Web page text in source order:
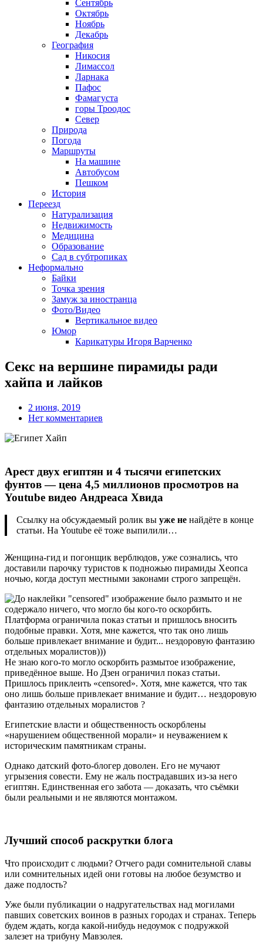
Сентябрь
Октябрь
Ноябрь
Декабрь
География
Никосия
Лимассол
Ларнака
Пафос
Фамагуста
горы Троодос
Север
Природа
Погода
Маршруты
На машине
Автобусом
Пешком
История
Переезд
Натурализация
Недвижимость
Медицина
Образование
Сад в субтропиках
Неформально
Байки
Точка зрения
Замуж за иностранца
Фото/Видео
Вертикальное видео
Юмор
Карикатуры Игоря Варченко
Секс на вершине пирамиды ради
хайпа и лайков
2 июня, 2019
Нет комментариев
Арест двух египтян и 4 тысячи египетских
фунтов — цена 4,5 миллионов просмотров на
Youtube видео Андреаса Хвида
Ссылку на обсуждаемый ролик вы уже не найдёте в конце
статьи. На Youtube её тоже выпилили…
Женщина-гид и погонщик верблюдов, уже сознались, что
доставили парочку туристов к подножью пирамиды Хеопса
ночью, когда доступ местными законами строго запрещён.
Не знаю кого-то могло оскорбить размытое изображение,
приведённое выше. Но Дзен ограничил показ статьи.
Пришлось приклеить «censored». Хотя, мне кажется, что так
оно лишь больше привлекает внимание и будит… нездоровую
фантазию отдельных моралистов ?
Египетские власти и общественность оскорблены
«нарушением общественной морали» и неуважением к
историческим памятникам страны.
Однако датский фото-блогер доволен. Его не мучают
угрызения совести. Ему не жаль пострадавших из-за него
египтян. Единственная его забота — доказать, что съёмки
были реальными и не являются монтажом.
Лучший способ раскрутки блога
Что происходит с людьми? Отчего ради сомнительной славы
или сомнительных идей они готовы на любое безумство и
даже подлость?
Уже были публикации о надругательствах над могилами
павших советских воинов в разных городах и странах. Теперь
будем ждать, когда какой-нибудь недоумок с подружкой
залезет на трибуну Мавзолея.